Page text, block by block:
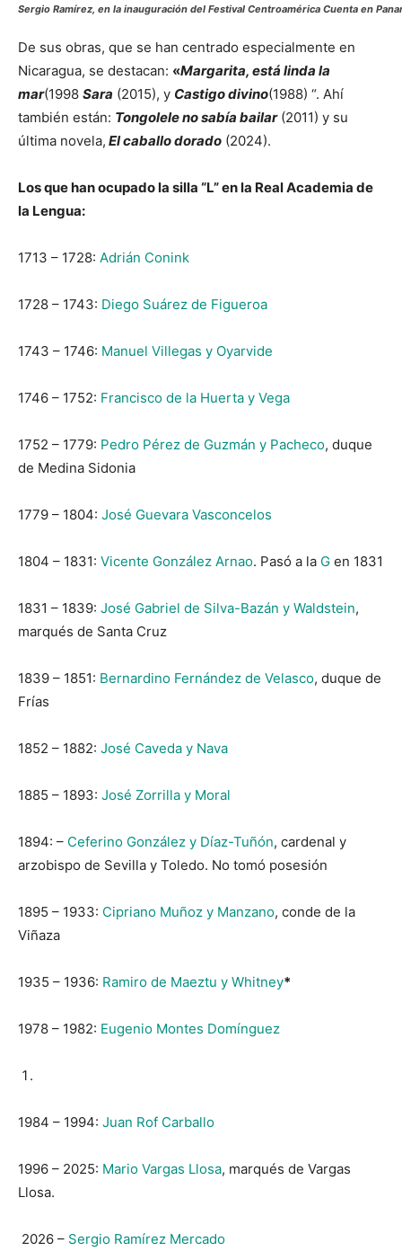
Sergio Ramírez, en la inauguración del Festival Centroamérica Cuenta en
De sus obras, que se han centrado especialmente en
Nicaragua, se destacan: «Margarita, está linda la
mar(1998 Sara (2015), y Castigo divino(1988) “. Ahí
también están: Tongolele no sabía bailar(2011) y su
última novela, El caballo dorado (2024).
Los que han ocupado la silla “L” en la Real Academia de
la Lengua:
1713 – 1728: Adrián Conink
1728 – 1743: Diego Suárez de Figueroa
1743 – 1746: Manuel Villegas y Oyarvide
1746 – 1752: Francisco de la Huerta y Vega
1752 – 1779: Pedro Pérez de Guzmán y Pacheco, duque
de Medina Sidonia
1779 – 1804: José Guevara Vasconcelos
1804 – 1831: Vicente González Arnao. Pasó a la G en 1831
1831 – 1839: José Gabriel de Silva-Bazán y Waldstein,
marqués de Santa Cruz
1839 – 1851: Bernardino Fernández de Velasco, duque de
Frías
1852 – 1882: José Caveda y Nava
1885 – 1893: José Zorrilla y Moral
1894: – Ceferino González y Díaz-Tuñón, cardenal y
arzobispo de Sevilla y Toledo. No tomó posesión
1895 – 1933: Cipriano Muñoz y Manzano, conde de la
Viñaza
1935 – 1936: Ramiro de Maeztu y Whitney*
1978 – 1982: Eugenio Montes Domínguez
1984 – 1994: Juan Rof Carballo
1996 – 2025: Mario Vargas Llosa, marqués de Vargas
Llosa.
2026 – Sergio Ramírez Mercado